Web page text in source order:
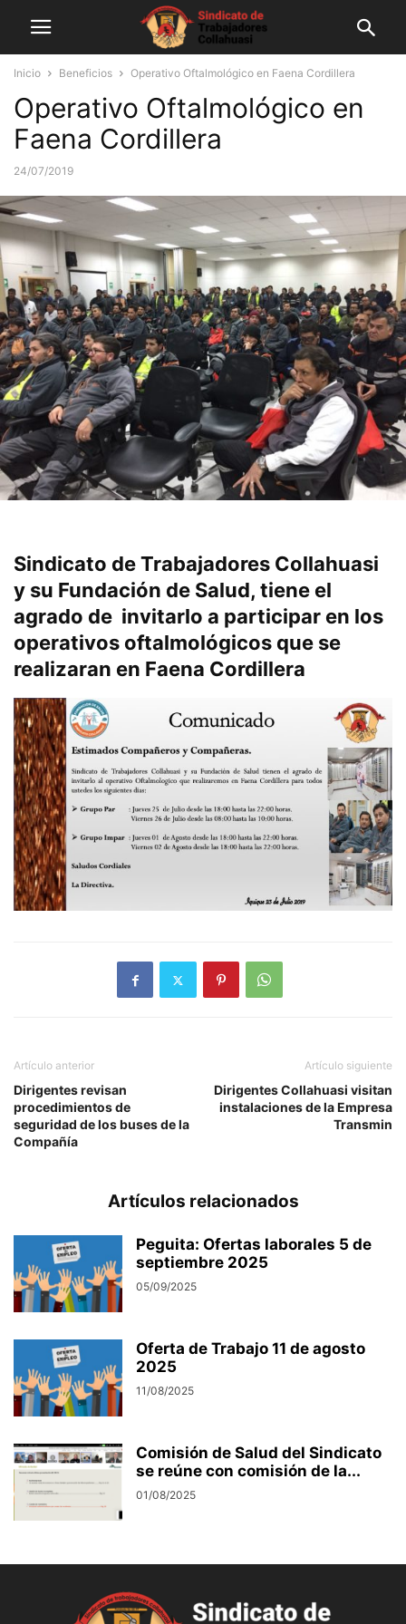
Inicio Beneficios Operativo Oftalmológico en Faena Cordillera
Operativo Oftalmológico en
Faena Cordillera
24/07/2019
Sindicato de Trabajadores Collahuasi
y su Fundación de Salud, tiene el
agrado de invitarlo a participar en los
operativos oftalmológicos que se
realizaran en Faena Cordillera
Artículo anterior
Dirigentes revisan
procedimientos de
seguridad de los buses de la
Compañía
Artículo siguiente
Dirigentes Collahuasi visitan
instalaciones de la Empresa
Transmin
Artículos relacionados
Peguita: Ofertas laborales 5 de
septiembre 2025
05/09/2025
Oferta de Trabajo 11 de agosto
2025
11/08/2025
Comisión de Salud del Sindicato
se reúne con comisión de la...
01/08/2025